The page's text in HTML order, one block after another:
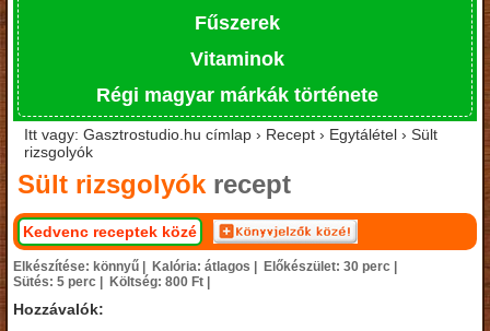
Fűszerek
Vitaminok
Régi magyar márkák története
Itt vagy: Gasztrostudio.hu címlap › Recept › Egytálétel › Sült
rizsgolyók
Sült rizsgolyók recept
Kedvenc receptek közé
Elkészítése: könnyű | Kalória: átlagos | Előkészület: 30 perc |
Sütés: 5 perc | Költség: 800 Ft |
Hozzávalók: